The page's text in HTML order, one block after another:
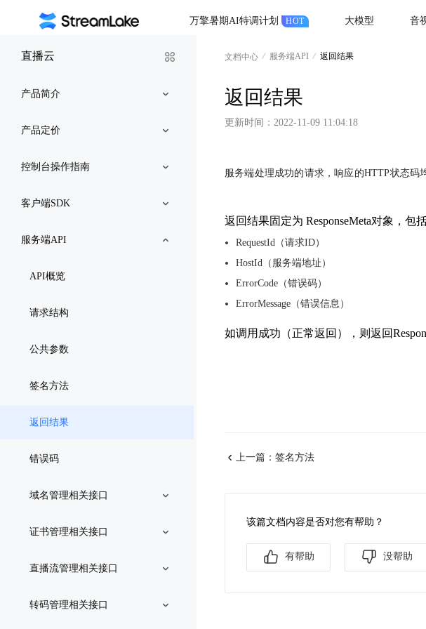
万擎暑期AI特调计划 HOT 大模型 音
直播云
产品简介
产品定价
控制台操作指南
客户端SDK
服务端API
API概览
请求结构
公共参数
签名方法
返回结果
错误码
域名管理相关接口
证书管理相关接口
直播流管理相关接口
转码管理相关接口
文档中心 服务端API 返回结果
返回结果
更新时间： 2022-11-09 11:04:18
服务端处理成功的请求，响应的HTTP状态码
返回结果固定为 ResponseMeta对象，包
RequestId（请求ID）
HostId（服务端地址）
ErrorCode（错误码）
ErrorMessage（错误信息）
如调用成功（正常返回），则返回
上一篇： 签名方法
该篇文档内容是否对您有帮助？
有帮助 没帮助